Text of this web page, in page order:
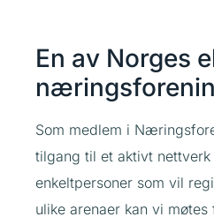
En av Norges
Som medlem i
tilgang til et aktivt
enkeltpersoner som vil
ulike arenaer kan vi